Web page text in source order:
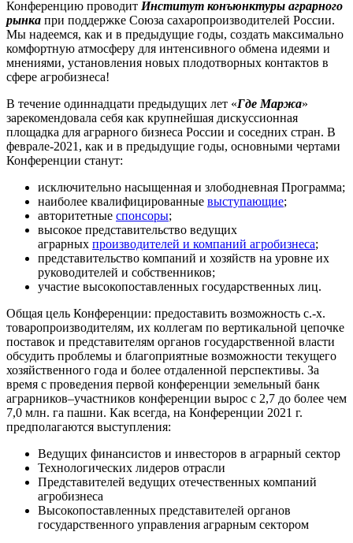
Конференцию проводит Институт конъюнктуры аграрного
рынка при поддержке Союза сахаропроизводителей России.
Мы надеемся, как и в предыдущие годы, создать максимально
комфортную атмосферу для интенсивного обмена идеями и
мнениями, установления новых плодотворных контактов в
сфере агробизнеса!
В течение одиннадцати предыдущих лет «Где Маржа»
зарекомендовала себя как крупнейшая дискуссионная
площадка для аграрного бизнеса России и соседних стран. В
феврале-2021, как и в предыдущие годы, основными чертами
Конференции станут:
исключительно насыщенная и злободневная Программа;
наиболее квалифицированные выступающие;
авторитетные спонсоры;
высокое представительство ведущих
аграрных производителей и компаний агробизнеса;
представительство компаний и хозяйств на уровне их
руководителей и собственников;
участие высокопоставленных государственных лиц.
Общая цель Конференции: предоставить возможность с.-х.
товаропроизводителям, их коллегам по вертикальной цепочке
поставок и представителям органов государственной власти
обсудить проблемы и благоприятные возможности текущего
хозяйственного года и более отдаленной перспективы. За
время с проведения первой конференции земельный банк
аграрников–участников конференции вырос с 2,7 до более чем
7,0 млн. га пашни. Как всегда, на Конференции 2021 г.
предполагаются выступления:
Ведущих финансистов и инвесторов в аграрный сектор
Технологических лидеров отрасли
Представителей ведущих отечественных компаний
агробизнеса
Высокопоставленных представителей органов
государственного управления аграрным сектором